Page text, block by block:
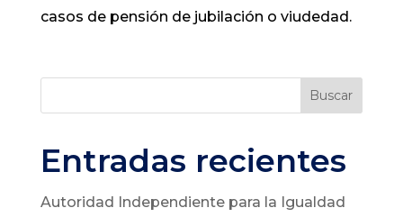
casos de pensión de jubilación o viudedad.
Buscar
Entradas recientes
Autoridad Independiente para la Igualdad